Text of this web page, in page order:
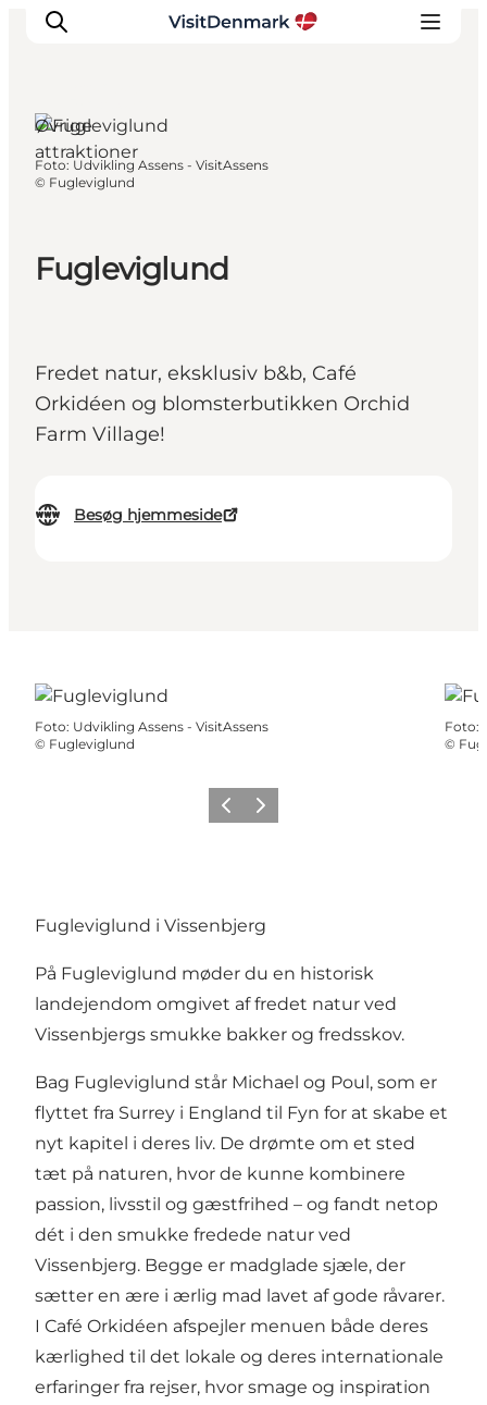
Inspiration
Overnatning
Fugleviglund
Fredet natur, eksklusiv b&b, Café
Orkidéen og blomsterbutikken Orchid
Farm Village!
Besøg hjemmeside
Øvrige
attraktioner
Foto: Udvikling Assens - VisitAssens
© Fugleviglund
Foto: Udvikling Assens - VisitAssens
© Fugleviglund
Foto:
©
ForrigeNæste
Fugleviglund i Vissenbjerg
På Fugleviglund møder du en historisk
landejendom omgivet af fredet natur ved
Vissenbjergs smukke bakker og fredsskov.
Bag Fugleviglund står Michael og Poul, som er
flyttet fra Surrey i England til Fyn for at skabe et
nyt kapitel i deres liv. De drømte om et sted
tæt på naturen, hvor de kunne kombinere
passion, livsstil og gæstfrihed – og fandt netop
dét i den smukke fredede natur ved
Vissenbjerg. Begge er madglade sjæle, der
sætter en ære i ærlig mad lavet af gode råvarer.
I Café Orkidéen afspejler menuen både deres
kærlighed til det lokale og deres internationale
erfaringer fra rejser, hvor smage og inspiration